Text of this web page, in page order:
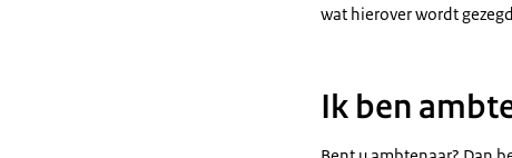
wat hierover wordt
Ik ben